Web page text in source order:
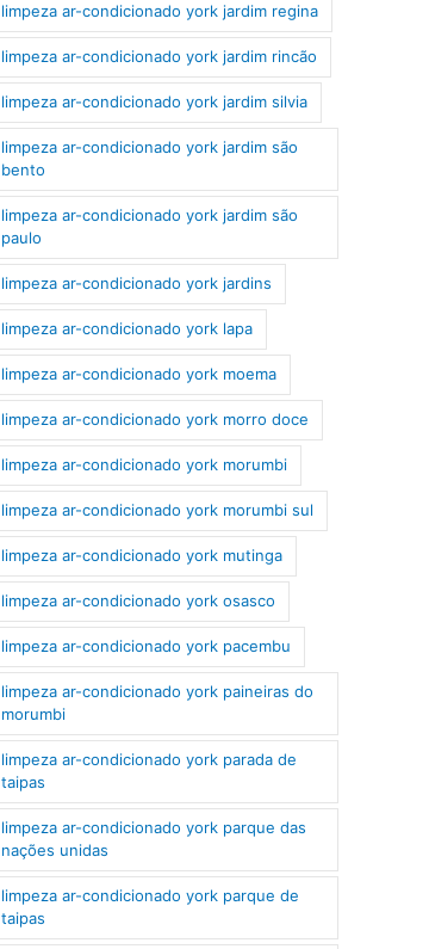
limpeza ar-condicionado york jardim regina
limpeza ar-condicionado york jardim rincão
limpeza ar-condicionado york jardim silvia
limpeza ar-condicionado york jardim são
bento
limpeza ar-condicionado york jardim são
paulo
limpeza ar-condicionado york jardins
limpeza ar-condicionado york lapa
limpeza ar-condicionado york moema
limpeza ar-condicionado york morro doce
limpeza ar-condicionado york morumbi
limpeza ar-condicionado york morumbi sul
limpeza ar-condicionado york mutinga
limpeza ar-condicionado york osasco
limpeza ar-condicionado york pacembu
limpeza ar-condicionado york paineiras do
morumbi
limpeza ar-condicionado york parada de
taipas
limpeza ar-condicionado york parque das
nações unidas
limpeza ar-condicionado york parque de
taipas